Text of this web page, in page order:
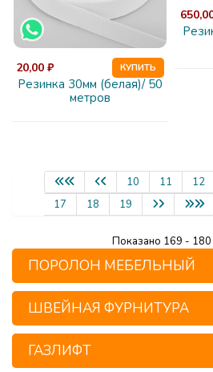
20,00 ₽ КУПИТЬ
Резинка 30мм (белая)/ 50
метров
10 11 12
17
18 19
Показано 169 - 180
ПОРОЛОН МЕБЕЛЬНЫЙ
ШВЕЙНАЯ ФУРНИТУРА
ГАЗЛИФТ